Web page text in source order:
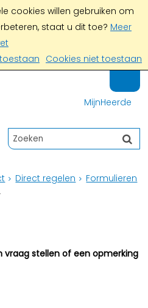
cookies willen gebruiken om
staat u dit toe? Meer
Cookies niet toestaan
MijnHeerde
Direct regelen
Formulieren
stellen of een opmerking